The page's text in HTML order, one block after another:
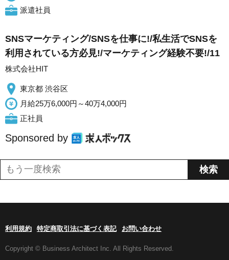
派遣社員
SNSマーケティング/SNSを仕事に!/私生活でSNSを
利用されている方必見!/マーケティング経験不要!/11
株式会社HIT
東京都 渋谷区
月給25万6,000円～40万4,000円
正社員
Sponsored by
利用規約 特定商取引法に基づく表記 お問い合わせ
Copyright © Business Architect Inc. All Rights Reserved.